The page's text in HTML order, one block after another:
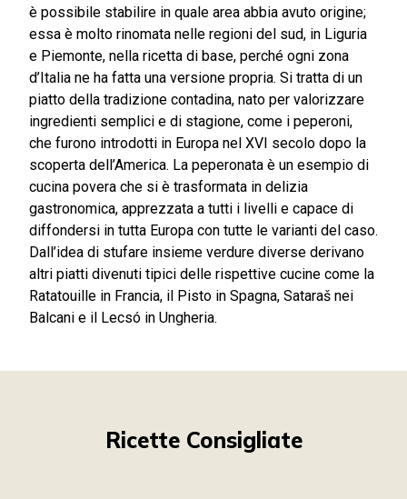
è possibile stabilire in quale area abbia avuto origine;
essa è molto rinomata nelle regioni del sud, in Liguria
e Piemonte, nella ricetta di base, perché ogni zona
d’Italia ne ha fatta una versione propria. Si tratta di un
piatto della tradizione contadina, nato per valorizzare
ingredienti semplici e di stagione, come i peperoni,
che furono introdotti in Europa nel XVI secolo dopo la
scoperta dell’America. La peperonata è un esempio di
cucina povera che si è trasformata in delizia
gastronomica, apprezzata a tutti i livelli e capace di
diffondersi in tutta Europa con tutte le varianti del caso.
Dall’idea di stufare insieme verdure diverse derivano
altri piatti divenuti tipici delle rispettive cucine come la
Ratatouille in Francia, il Pisto in Spagna, Sataraš nei
Balcani e il Lecsó in Ungheria.
Ricette Consigliate